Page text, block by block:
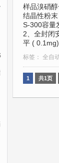
样品溴硝
结晶性粉
S-300容量
2、全封闭
平 (
标签： 全自
1 共1页